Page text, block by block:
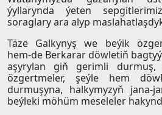
ýyllarynda ýeten
soraglary ara alyp
Täze Galkynyş we beýik
hem-de Berkarar döwletiň
aşyrylan giň gerimli durmuş,
özgertmeler, şeýle hem
durmuşyna, halkymyzyň jana-
beýleki möhüm meseleler